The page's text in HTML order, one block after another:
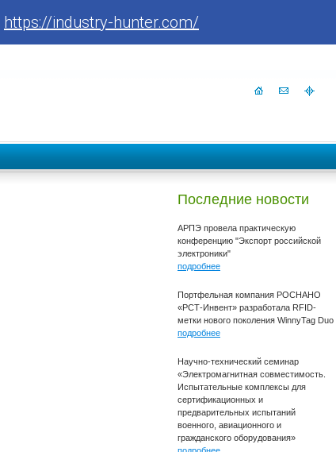
https://industry-hunter.com/
Последние новости
АРПЭ провела практическую
конференцию "Экспорт российской
электроники"
подробнее
Портфельная компания РОСНАНО
«РСТ-Инвент» разработала RFID-
метки нового поколения WinnyTag Duo
подробнее
Научно-технический семинар
«Электромагнитная совместимость.
Испытательные комплексы для
сертификационных и
предварительных испытаний
военного, авиационного и
гражданского оборудования»